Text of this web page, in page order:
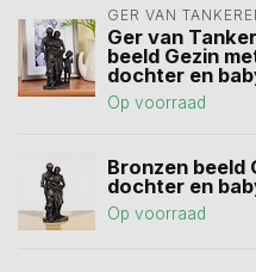
GER VAN
Ger van
beeld Gezin
dochter en
Op voorraad
Bronzen beeld
dochter en
Op voorraad